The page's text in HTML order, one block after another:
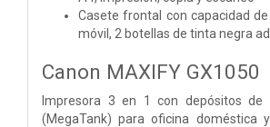
Casete frontal con capacidad de
móvil, 2 botellas de tinta negra
Canon MAXIFY GX1050
Impresora 3 en 1 con depósitos de
(MegaTank) para oficina doméstica